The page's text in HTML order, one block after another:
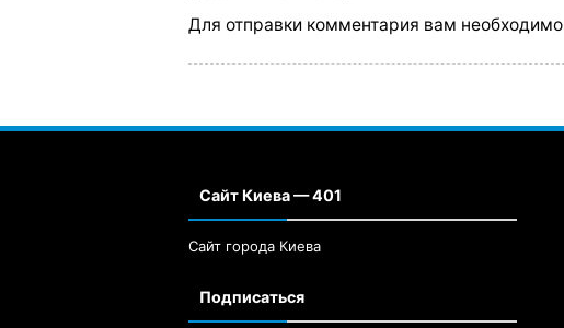
Для отправки комментария вам необходимо
Сайт Киева — 401
Сайт города Киева
Подписаться